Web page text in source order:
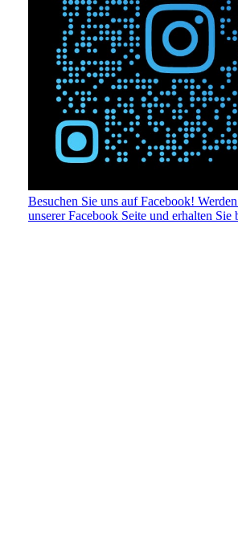
Besuchen Sie uns auf Facebook!
unserer Facebook Seite und erhalten Sie